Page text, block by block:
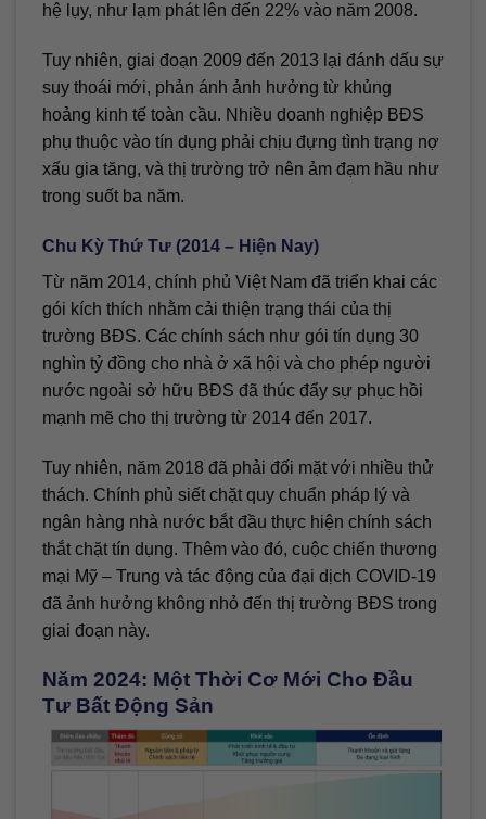
hệ lụy, như lạm phát lên đến 22% vào năm 2008.
Tuy nhiên, giai đoạn 2009 đến 2013 lại đánh dấu sự
suy thoái mới, phản ánh ảnh hưởng từ khủng
hoảng kinh tế toàn cầu. Nhiều doanh nghiệp BĐS
phụ thuộc vào tín dụng phải chịu đựng tình trạng nợ
xấu gia tăng, và thị trường trở nên ảm đạm hầu như
trong suốt ba năm.
Chu Kỳ Thứ Tư (2014 – Hiện Nay)
Từ năm 2014, chính phủ Việt Nam đã triển khai các
gói kích thích nhằm cải thiện trạng thái của thị
trường BĐS. Các chính sách như gói tín dụng 30
nghìn tỷ đồng cho nhà ở xã hội và cho phép người
nước ngoài sở hữu BĐS đã thúc đẩy sự phục hồi
mạnh mẽ cho thị trường từ 2014 đến 2017.
Tuy nhiên, năm 2018 đã phải đối mặt với nhiều thử
thách. Chính phủ siết chặt quy chuẩn pháp lý và
ngân hàng nhà nước bắt đầu thực hiện chính sách
thắt chặt tín dụng. Thêm vào đó, cuộc chiến thương
mại Mỹ – Trung và tác động của đại dịch COVID-19
đã ảnh hưởng không nhỏ đến thị trường BĐS trong
giai đoạn này.
Năm 2024: Một Thời Cơ Mới Cho Đầu
Tư Bất Động Sản